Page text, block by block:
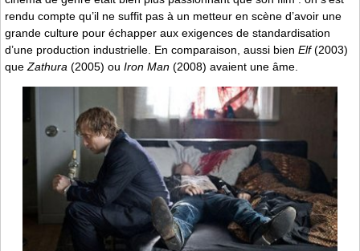
rendu compte qu’il ne suffit pas à un metteur en scène d’avoir une
grande culture pour échapper aux exigences de standardisation
d’une production industrielle. En comparaison, aussi bien Elf(2003)
que Zathura (2005) ou Iron Man (2008) avaient une âme.